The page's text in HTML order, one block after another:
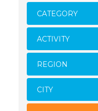
CATEGORY
ACTIVITY
REGION
CITY